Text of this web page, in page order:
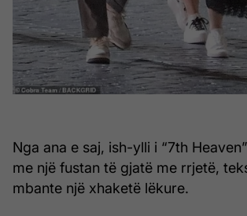
Nga ana e saj, ish-ylli i “7th
me një fustan të gjatë me rrjetë,
mbante një xhaketë lëkure.